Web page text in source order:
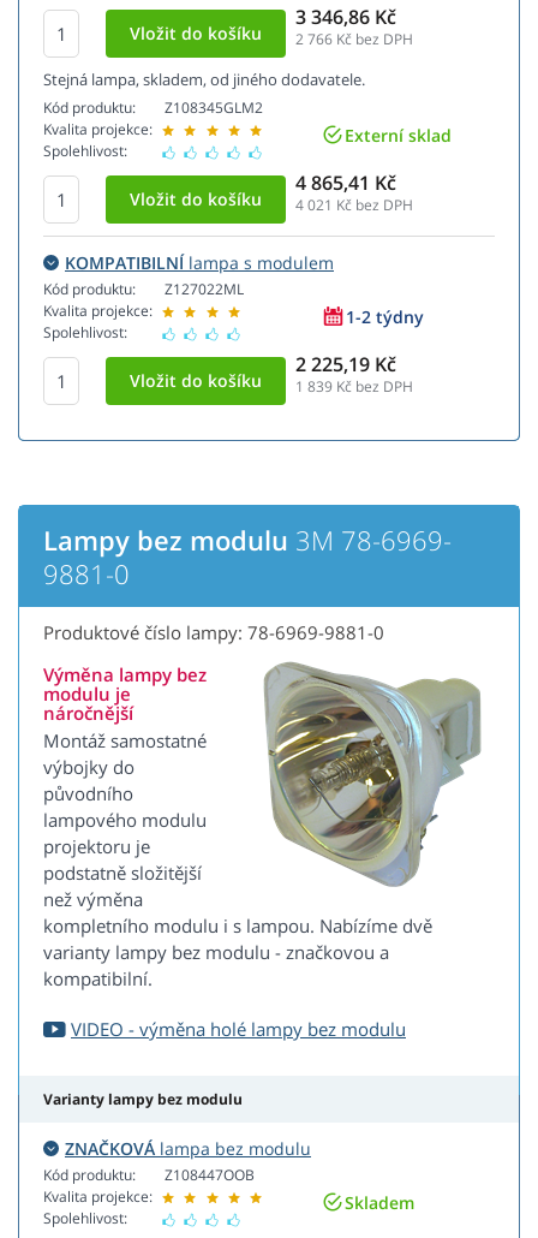
3 346,86 Kč
2 766 Kč bez DPH
Stejná lampa, skladem, od jiného dodavatele.
Kód produktu:
Kvalita projekce:
Spolehlivost:
Z108345GLM2
Externí sklad
4 865,41 Kč
4 021 Kč bez DPH
KOMPATIBILNÍlampa s modulem
Kód produktu:
Kvalita projekce:
Spolehlivost:
Z127022ML
1-2 týdny
2 225,19 Kč
1 839 Kč bez DPH
Lampy bez modulu 3M 78-6969-
9881-0
Produktové číslo lampy: 78-6969-9881-0
Výměna lampy bez
modulu je
náročnější
Montáž samostatné
výbojky do
původního
lampového modulu
projektoru je
podstatně složitější
než výměna
kompletního modulu i s lampou. Nabízíme dvě
varianty lampy bez modulu - značkovou a
kompatibilní.
VIDEO - výměna holé lampy bez modulu
Varianty lampy bez modulu
ZNAČKOVÁ lampa bez modulu
Kód produktu:
Kvalita projekce:
Spolehlivost:
Z108447OOB
Skladem